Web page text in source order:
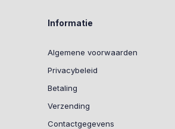
Informatie
Algemene voorwaarden
Privacybeleid
Betaling
Verzending
Contactgegevens